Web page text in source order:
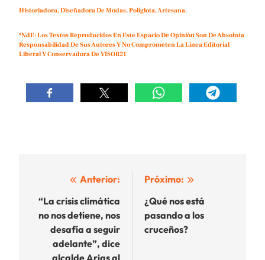
Historiadora, Diseñadora De Modas, Políglota, Artesana.
*NdE: Los Textos Reproducidos En Este Espacio De Opinión Son De Absoluta
Responsabilidad De Sus Autores Y No Comprometen La Línea Editorial
Liberal Y Conservadora De VISOR21
Navegación
de
entradas
Anterior:
“La crisis climática
no nos detiene, nos
desafía a seguir
adelante”, dice
Próximo:
¿Qué nos está
pasando a los
cruceños?